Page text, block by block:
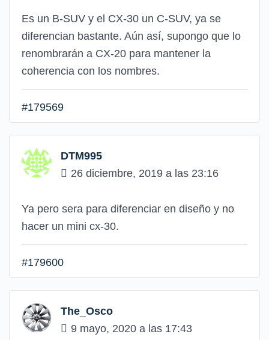
Es un B-SUV y el CX-30 un C-SUV, ya se
diferencian bastante. Aún así, supongo que lo
renombrarán a CX-20 para mantener la
coherencia con los nombres.
#179569
DTM995
26 diciembre, 2019 a las 23:16
Ya pero sera para diferenciar en diseño y no
hacer un mini cx-30.
#179600
The_Osco
9 mayo, 2020 a las 17:43